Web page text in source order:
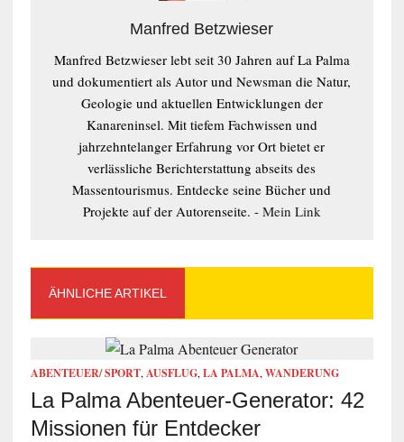
Manfred Betzwieser
Manfred Betzwieser lebt seit 30 Jahren auf La Palma
und dokumentiert als Autor und Newsman die Natur,
Geologie und aktuellen Entwicklungen der
Kanareninsel. Mit tiefem Fachwissen und
jahrzehntelanger Erfahrung vor Ort bietet er
verlässliche Berichterstattung abseits des
Massentourismus. Entdecke seine Bücher und
Projekte auf der Autorenseite. - Mein Link
ÄHNLICHE ARTIKEL
ABENTEUER/ SPORT, AUSFLUG, LA PALMA, WANDERUNG
La Palma Abenteuer-Generator: 42
Missionen für Entdecker